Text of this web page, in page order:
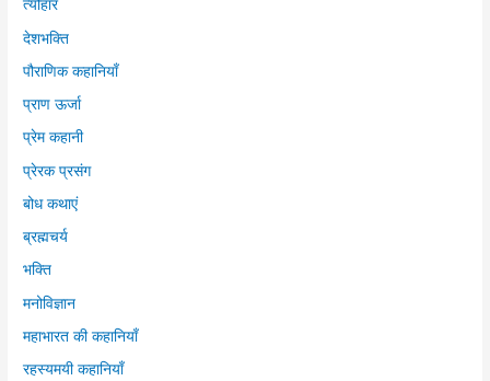
त्यौहार
देशभक्ति
पौराणिक कहानियाँ
प्राण ऊर्जा
प्रेम कहानी
प्रेरक प्रसंग
बोध कथाएं
ब्रह्मचर्य
भक्ति
मनोविज्ञान
महाभारत की कहानियाँ
रहस्यमयी कहानियाँ